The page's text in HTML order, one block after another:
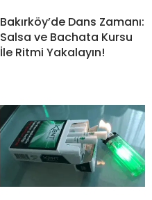
Bakırköy’de Dans Zamanı:
Salsa ve Bachata Kursu
İle Ritmi Yakalayın!